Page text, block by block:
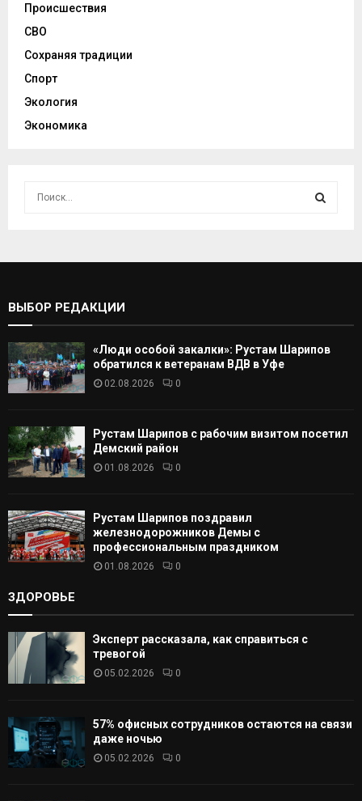
Происшествия
СВО
Сохраняя традиции
Спорт
Экология
Экономика
С
А
ВЫБОР РЕДАКЦИИ
«Люди особой закалки»: Рустам Шарипов
обратился к ветеранам ВДВ в Уфе
02.08.2026 0
Рустам Шарипов с рабочим визитом посетил
Демский район
01.08.2026 0
Рустам Шарипов поздравил
железнодорожников Демы с
профессиональным праздником
01.08.2026 0
ЗДОРОВЬЕ
Эксперт рассказала, как справиться с
тревогой
05.02.2026 0
57% офисных сотрудников остаются на связи
даже ночью
05.02.2026 0